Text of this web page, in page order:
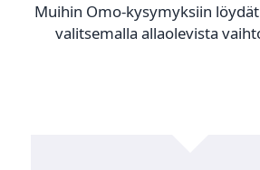
Muihin Omo-kysymyksiin
valitsemalla allaolevista